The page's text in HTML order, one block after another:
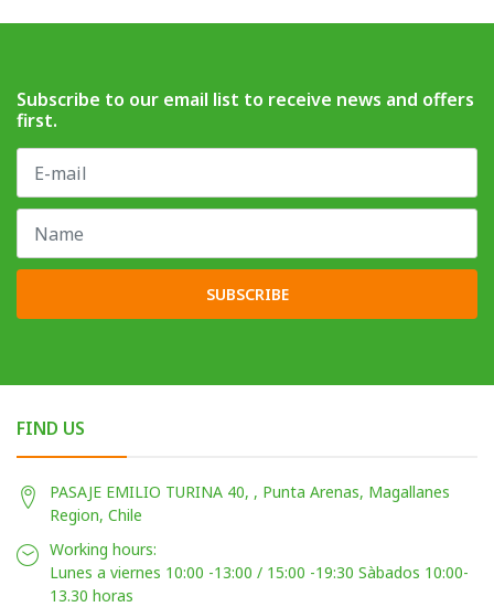
Subscribe to our email list to receive news and offers
first.
SUBSCRIBE
FIND US
PASAJE EMILIO TURINA 40, , Punta Arenas, Magallanes
Region, Chile
Working hours:
Lunes a viernes 10:00 -13:00 / 15:00 -19:30 Sàbados 10:00-
13.30 horas